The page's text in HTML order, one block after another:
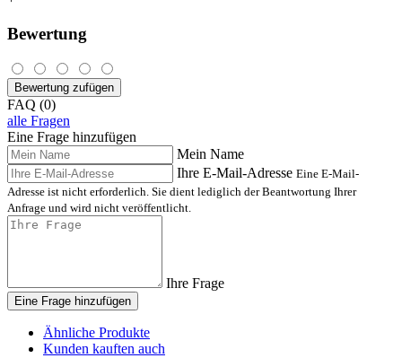
Bewertung
Bewertung zufügen
FAQ (0)
alle Fragen
Eine Frage hinzufügen
Mein Name
Ihre E-Mail-Adresse Eine E-Mail-
Adresse ist nicht erforderlich. Sie dient lediglich der Beantwortung Ihrer
Anfrage und wird nicht veröffentlicht.
Ihre Frage
Eine Frage hinzufügen
Ähnliche Produkte
Kunden kauften auch